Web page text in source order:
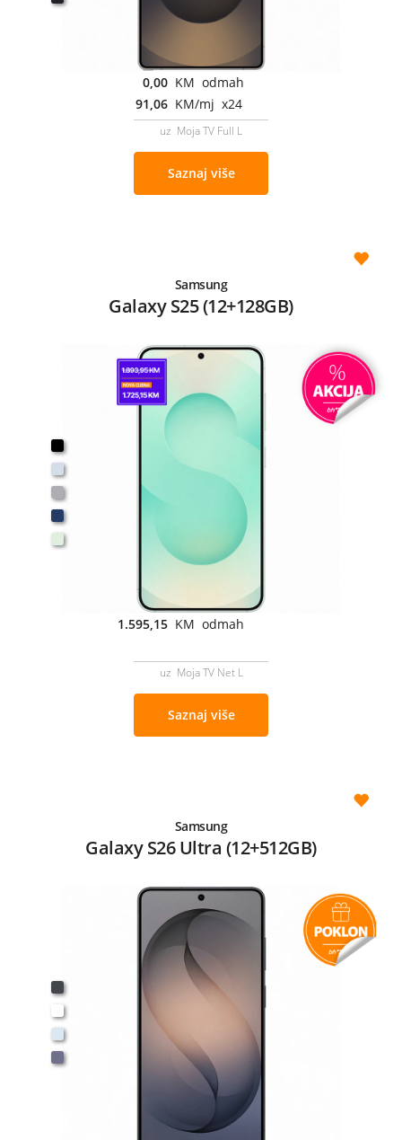
0,00 KM odmah
91,06 KM/mj x24
uz Moja TV Full L
Saznaj više
Samsung
Galaxy S25 (12+128GB)
1.595,15 KM odmah
uz Moja TV Net L
Saznaj više
Samsung
Galaxy S26 Ultra (12+512GB)